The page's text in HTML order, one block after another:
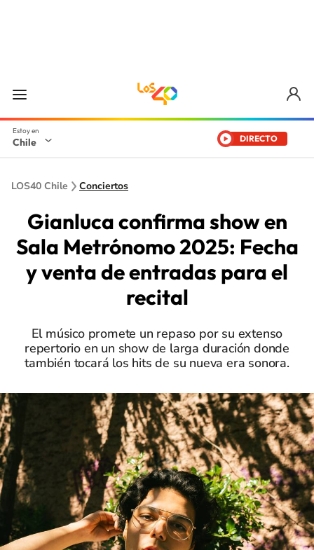
Chile DIRECTO
LOS40 Chile Conciertos
Gianluca confirma show en
Sala Metrónomo 2025: Fecha
y venta de entradas para el
recital
El músico promete un repaso por su extenso
repertorio en un show de larga duración donde
también tocará los hits de su nueva era sonora.